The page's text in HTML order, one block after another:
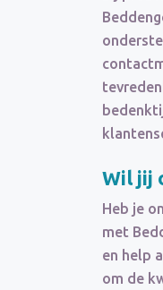
Wil jij
Heb je
met
en help
om de